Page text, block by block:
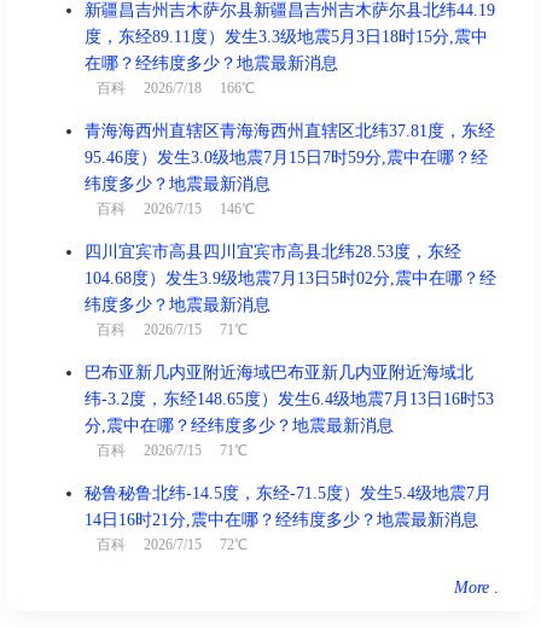
新疆昌吉州吉木萨尔县新疆昌吉州吉木萨尔县北纬44.19
度，东经89.11度）发生3.3级地震5月3日18时15分,震中
在哪？经纬度多少？地震最新消息
百科 2026/7/18 166℃
青海海西州直辖区青海海西州直辖区北纬37.81度，东经
95.46度）发生3.0级地震7月15日7时59分,震中在哪？经
纬度多少？地震最新消息
百科 2026/7/15 146℃
四川宜宾市高县四川宜宾市高县北纬28.53度，东经
104.68度）发生3.9级地震7月13日5时02分,震中在哪？经
纬度多少？地震最新消息
百科 2026/7/15 71℃
巴布亚新几内亚附近海域巴布亚新几内亚附近海域北
纬-3.2度，东经148.65度）发生6.4级地震7月13日16时53
分,震中在哪？经纬度多少？地震最新消息
百科 2026/7/15 71℃
秘鲁秘鲁北纬-14.5度，东经-71.5度）发生5.4级地震7月
14日16时21分,震中在哪？经纬度多少？地震最新消息
百科 2026/7/15 72℃
More .